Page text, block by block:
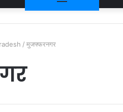
/ मुजफ्फरनगर